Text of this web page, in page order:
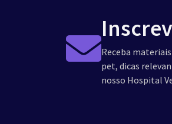
Receba
pet, dicas
nosso Hospital